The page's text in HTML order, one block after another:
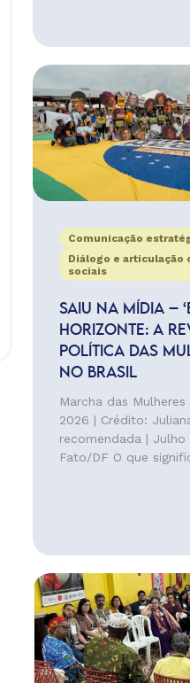
Comunicação
Diálogo e articulação
sociais
SAIU NA MÍDIA –
HORIZONTE: A
POLÍTICA DAS
NO BRASIL
Marcha das Mulheres
2026 | Crédito:
recomendada |
Fato/DF O que